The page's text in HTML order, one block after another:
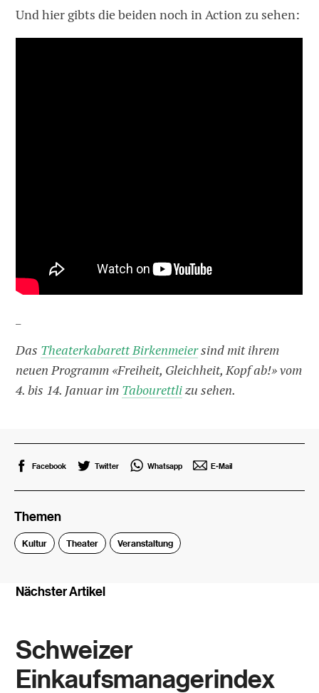
Und hier gibts die beiden noch in Action zu sehen:
Das Theaterkabarett Birkenmeiersind mit ihrem
neuen Programm «Freiheit, Gleichheit, Kopf ab!» vom
4. bis 14. Januar im Tabourettlizu sehen.
Facebook Twitter Whatsapp E-Mail
Themen
Kultur Theater Veranstaltung
Nächster Artikel
Schweizer
Einkaufsmanagerindex